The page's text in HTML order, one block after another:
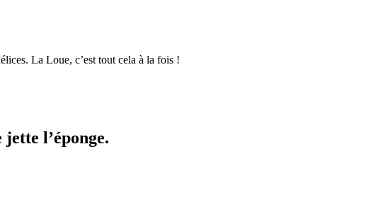
La Loue, c’est tout cela à la fois !
l’éponge.